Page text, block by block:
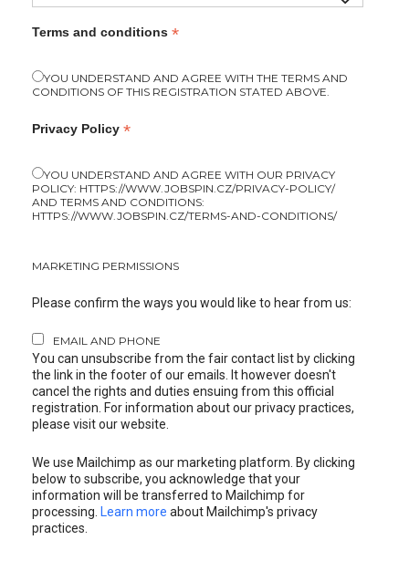
Terms and conditions *
YOU UNDERSTAND AND AGREE WITH THE TERMS AND
CONDITIONS OF THIS REGISTRATION STATED ABOVE.
Privacy Policy *
YOU UNDERSTAND AND AGREE WITH OUR PRIVACY
POLICY: HTTPS://WWW.JOBSPIN.CZ/PRIVACY-POLICY/
AND TERMS AND CONDITIONS:
HTTPS://WWW.JOBSPIN.CZ/TERMS-AND-CONDITIONS/
MARKETING PERMISSIONS
Please confirm the ways you would like to hear from us:
EMAIL AND PHONE
You can unsubscribe from the fair contact list by clicking
the link in the footer of our emails. It however doesn't
cancel the rights and duties ensuing from this official
registration. For information about our privacy practices,
please visit our website.
We use Mailchimp as our marketing platform. By clicking
below to subscribe, you acknowledge that your
information will be transferred to Mailchimp for
processing. Learn more about Mailchimp's privacy
practices.